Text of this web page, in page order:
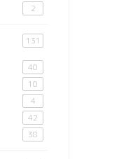
2
131
40
10
4
42
38